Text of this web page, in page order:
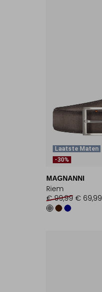
Laatste Maten
-30%
MAGNANNI
Riem
€ 99,99 € 69,99